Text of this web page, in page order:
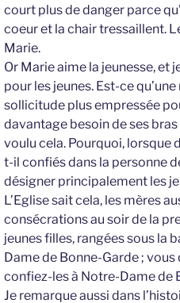
court plus de danger parce
coeur et la chair tressaillent.
Marie.
Or Marie aime la jeunesse, et
pour les jeunes. Est-ce
sollicitude plus empressée
davantage besoin de ses bras
voulu cela. Pourquoi, lorsque
t-il confiés dans la personne
désigner principalement les
L’Eglise sait cela, les mères
consécrations au soir de la
jeunes filles, rangées sous la
Dame de Bonne-Garde ;
confiez-les à Notre-Dame de
Je remarque aussi dans